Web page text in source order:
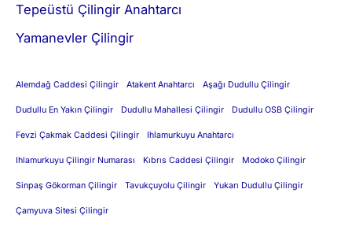
Tepeüstü Çilingir Anahtarcı
Yamanevler Çilingir
Alemdağ Caddesi Çilingir Atakent Anahtarcı Aşağı Dudullu Çilingir
Dudullu En Yakın Çilingir Dudullu Mahallesi Çilingir Dudullu OSB Çilingir
Fevzi Çakmak Caddesi Çilingir Ihlamurkuyu Anahtarcı
Ihlamurkuyu Çilingir Numarası Kıbrıs Caddesi Çilingir Modoko Çilingir
Sinpaş Gökorman Çilingir Tavukçuyolu Çilingir Yukarı Dudullu Çilingir
Çamyuva Sitesi Çilingir